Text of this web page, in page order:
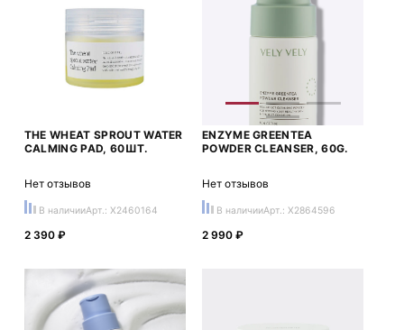
THE WHEAT SPROUT WATER
CALMING PAD, 60ШТ.
Нет отзывов
В наличииАрт.: X2460164
2 390 ₽
ENZYME GREENTEA
POWDER CLEANSER, 60G.
Нет отзывов
В наличииАрт.: X2864596
2 990 ₽